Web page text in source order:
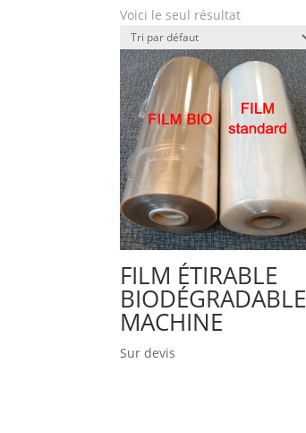
Voici le seul résultat
FILM ÉTIRABLE
BIODÉGRADABLE
MACHINE
Sur devis